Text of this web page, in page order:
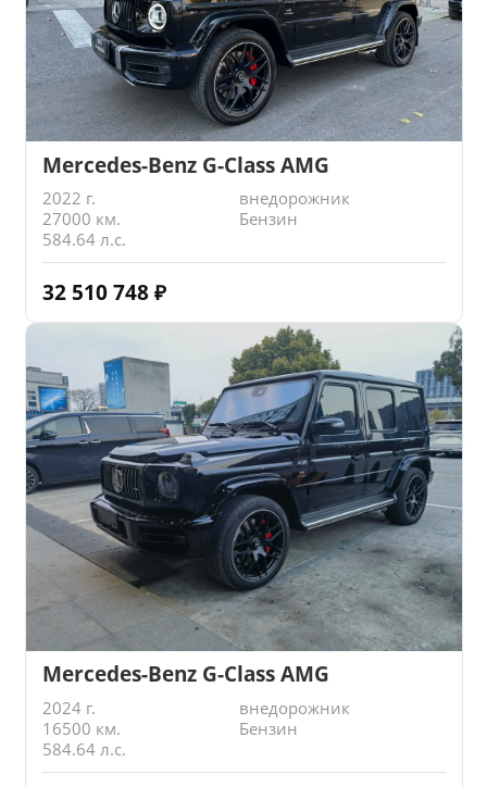
Mercedes-Benz G-Class AMG
2022 г.
внедорожник
27000 км.
Бензин
584.64 л.с.
32 510 748 ₽
Mercedes-Benz G-Class AMG
2024 г.
внедорожник
16500 км.
Бензин
584.64 л.с.